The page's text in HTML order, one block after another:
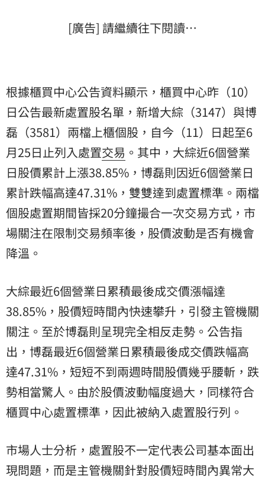
[廣告] 請繼續往下閱讀…
根據櫃買中心公告資料顯示，櫃買中心昨（10）
日公告最新處置股名單，新增大綜（3147）與博
磊 （3581）兩檔上櫃個股，自今（11）日起至6
月25日止列入處置交易 。其中，大綜近6個營業
日股價累計上漲38.85%，博磊則因近6個營業日
累計跌幅高達47.31%，雙雙達到處置標準。兩檔
個股處置期間皆採20分鐘撮合一次交易方式，市
場關注在限制交易頻率後，股價波動是否有機會
降溫。
大綜最近6個營業日累積最後成交價漲幅達
38.85%，股價短時間內快速攀升，引發主管機關
關注。至於博磊則呈現完全相反走勢。公告指
出，博磊最近6個營業日累積最後成交價跌幅高
達47.31%，短短不到兩週時間股價幾乎腰斬，跌
勢相當驚人。由於股價波動幅度過大，同樣符合
櫃買中心處置標準，因此被納入處置股行列。
市場人士分析，處置股不一定代表公司基本面出
現問題，而是主管機關針對股價短時間內異常大